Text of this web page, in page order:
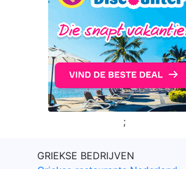
;
GRIEKSE BEDRIJVEN